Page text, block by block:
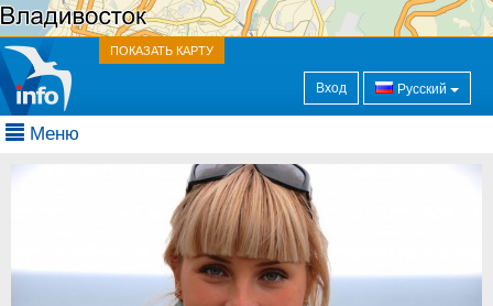
ПОКАЗАТЬ КАРТУ
Вход Русский
Меню